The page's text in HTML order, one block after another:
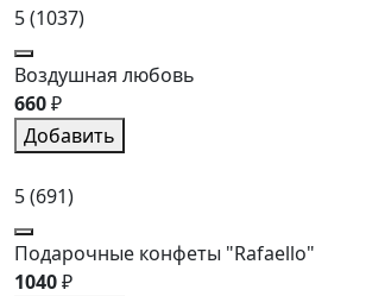
5(1037)
Воздушная любовь
660₽
Добавить
5(691)
Подарочные конфеты "Rafaello"
1040₽